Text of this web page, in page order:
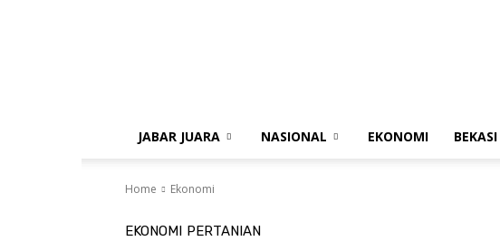
JABAR JUARA NASIONAL EKONOMI BEKASI
Home Ekonomi
EKONOMI PERTANIAN